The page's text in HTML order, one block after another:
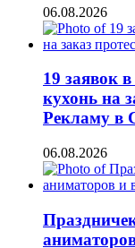
06.08.2026
19 заявок
кухонь на
Рекламу в
06.08.2026